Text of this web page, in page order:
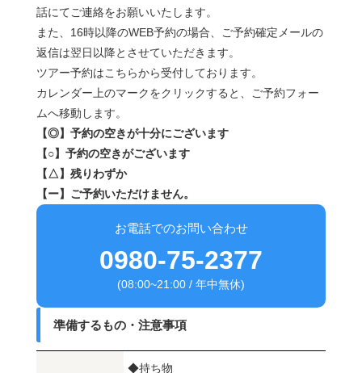
話にてご連絡をお願いいたします。
また、16時以降のWEB予約の場合、ご予約確定メールの
返信は翌日以降とさせていただきます。
ツアー予約はこちらから受付しております。
カレンダー上のマークをクリックすると、ご予約フォー
ムへ移動します。
【◎】予約の空きが十分にございます
【○】予約の空きがございます
【△】残りわずか
【ー】ご予約いただけません。
お電話でのお問い合わせ
0980-75-2377
(08:00~21:00 / 年中無休)
準備するもの・注意事項
◆持ち物